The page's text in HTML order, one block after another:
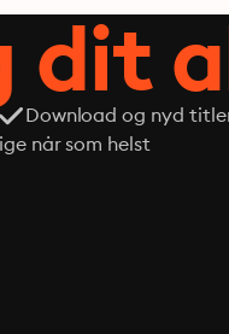
Download og nyd
når som helst